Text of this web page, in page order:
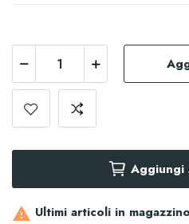
Aggiungi
 Ultimi articoli in magazzino